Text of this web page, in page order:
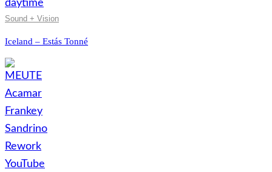
Sound + Vision
Iceland – Estás Tonné